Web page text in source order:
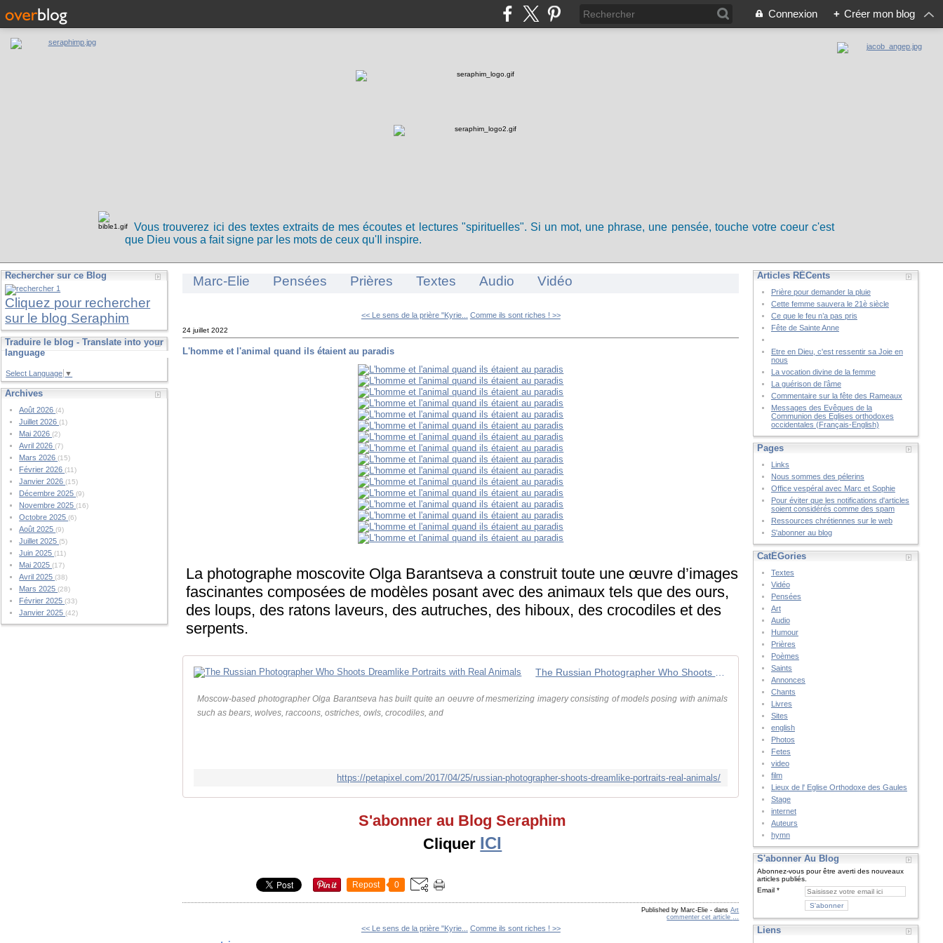
Connexion + Créer mon blog
Vous trouverez ici des textes extraits de mes écoutes et lectures "spirituelles". Si un mot, une phrase, une pensée, touche votre coeur c'est
que Dieu vous a fait signe par les mots de ceux qu'Il inspire.
Rechercher sur ce Blog
Cliquez pour rechercher
sur le blog Seraphim
Traduire le blog - Translate into your
language
Select Language ▼
Archives
Août 2026(4)
Juillet 2026(1)
Mai 2026(2)
Avril 2026(7)
Mars 2026(15)
Février 2026(11)
Janvier 2026(15)
Décembre 2025(9)
Novembre 2025(16)
Octobre 2025(6)
Août 2025(9)
Juillet 2025(5)
Juin 2025(11)
Mai 2025(17)
Avril 2025(38)
Mars 2025(28)
Février 2025(33)
Janvier 2025(42)
Marc-Elie Pensées Prières Textes Audio Vidéo
<< Le sens de la prière "Kyrie... Comme ils sont riches ! >>
24 juillet 2022
L'homme et l'animal quand ils étaient au paradis
La photographe moscovite Olga Barantseva a construit toute une œuvre d’images
fascinantes composées de modèles posant avec des animaux tels que des ours,
des loups, des ratons laveurs, des autruches, des hiboux, des crocodiles et des
serpents.
Moscow-based photographer Olga Barantseva has built quite an oeuvre of mesmerizing imagery consisting of models posing with animals
such as bears, wolves, raccoons, ostriches, owls, crocodiles, and
https://petapixel.com/2017/04/25/russian-photographer-shoots-dreamlike-portraits-real-animals/
S'abonner au Blog Seraphim
Cliquer ICI
Repost 0
Published by Marc-Elie - dansArt
commenter cet article
<< Le sens de la prière "Kyrie... Comme ils sont riches ! >>
Articles RÉCents
Prière pour demander la pluie
Cette femme sauvera le 21è siècle
Ce que le feu n’a pas pris
Fête de Sainte Anne
Etre en Dieu, c'est ressentir sa Joie en
nous
La vocation divine de la femme
La guérison de l’âme
Commentaire sur la fête des Rameaux
Messages des Evêques de la
Communion des Eglises orthodoxes
occidentales (Français-English)
Pages
Links
Nous sommes des pélerins
Office vespéral avec Marc et Sophie
Pour éviter que les notifications d'articles
soient considérés comme des spam
Ressources chrétiennes sur le web
S'abonner au blog
CatÉGories
Textes
Vidéo
Pensées
Art
Audio
Humour
Prières
Poèmes
Saints
Annonces
Chants
Livres
Sites
english
Photos
Fetes
video
film
Lieux de l' Eglise Orthodoxe des Gaules
Stage
internet
Auteurs
hymn
S'abonner Au Blog
Abonnez-vous pour être averti des nouveaux
articles publiés.
Email
Liens